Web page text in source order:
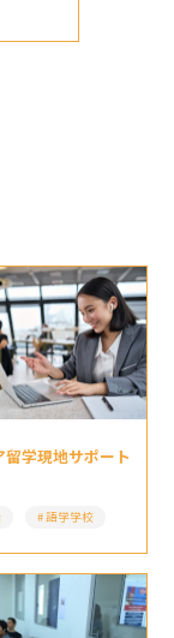
留学現地サポート
語学学校